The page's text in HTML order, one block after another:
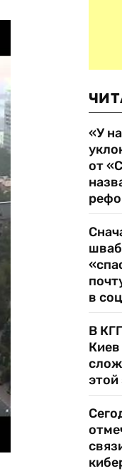
«У
от
в
В